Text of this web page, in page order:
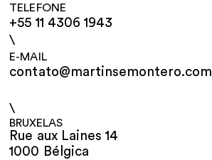
TELEFONE
+55 11 4306 1943
\
E-MAIL
contato@martinsemontero.com
\
BRUXELAS
Rue aux Laines 14
1000 Bélgica